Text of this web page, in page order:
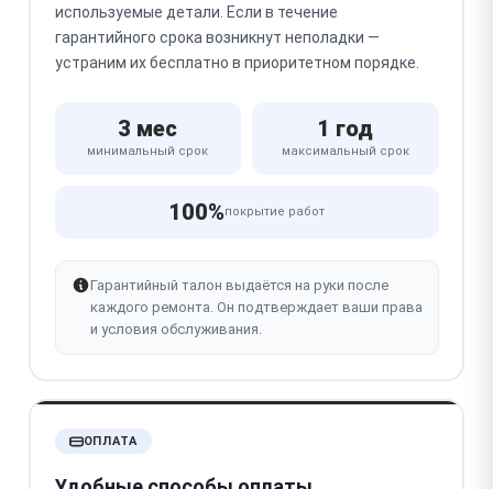
используемые детали. Если в течение
гарантийного срока возникнут неполадки —
устраним их бесплатно в приоритетном порядке.
3 мес
минимальный срок
1 год
максимальный срок
100%покрытие работ
Гарантийный талон выдаётся на руки после
каждого ремонта. Он подтверждает ваши права
и условия обслуживания.
ОПЛАТА